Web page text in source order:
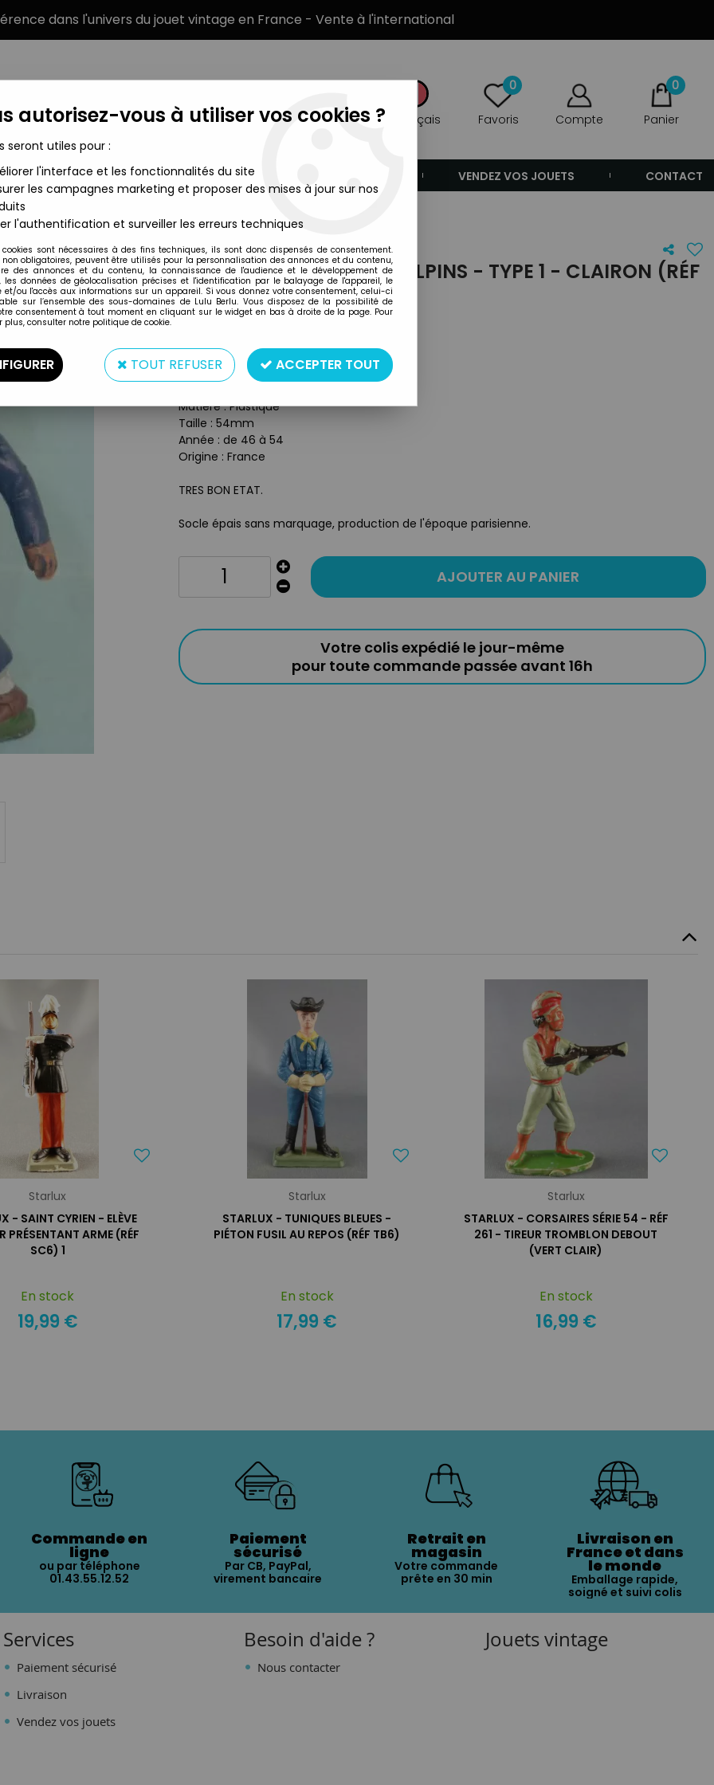
dans l'univers du jouet vintage en France - Vente à l'international
Français
0
Favoris Compte
0
Panier
MARQUES TYPE DE PRODUIT VENDEZ VOS JOUETS CONTACT
Starlux
STARLUX - CHASSEURS ALPINS - TYPE 1 - CLAIRON (RÉF
28)
24,99€TTC
Réf. :REF39177
Matière : Plastique
Taille : 54mm
Année : de 46 à 54
Origine : France
TRES BON ETAT.
Socle épais sans marquage, production de l'époque parisienne.
AJOUTER AU PANIER
Votre colis expédié le jour-même
pour toute commande passée avant 16h
Starlux
- SAINT CYRIEN - ELÈVE
PRÉSENTANT ARME (RÉF
SC6) 1
En stock
19,99 €
Starlux
STARLUX - TUNIQUES BLEUES -
PIÉTON FUSIL AU REPOS (RÉF TB6)
En stock
17,99 €
Starlux
STARLUX - CORSAIRES SÉRIE 54 - RÉF
261 - TIREUR TROMBLON DEBOUT
(VERT CLAIR)
En stock
16,99 €
Commande en
ligne
ou par téléphone
01.43.55.12.52
Paiement
sécurisé
Par CB, PayPal,
virement bancaire
Retrait en
magasin
Votre commande
prête en 30 min
Livraison en
France et dans
le monde
Emballage rapide,
soigné et suivi colis
Services
Paiement sécurisé
Livraison
Vendez vos jouets
Besoin d'aide ?
Nous contacter
Jouets vintage
autorisez-vous à utiliser vos cookies ?
seront utiles pour :
l'interface et les fonctionnalités du site
les campagnes marketing et proposer des mises à jour sur nos
l'authentification et surveiller les erreurs techniques
cookies sont nécessaires à des fins techniques, ils sont donc dispensés de consentement.
non obligatoires, peuvent être utilisés pour la personnalisation des annonces et du contenu,
des annonces et du contenu, la connaissance de l'audience et le développement de
les données de géolocalisation précises et l'identification par le balayage de l'appareil, le
et/ou l'accès aux informations sur un appareil. Si vous donnez votre consentement, celui-ci
sur l’ensemble des sous-domaines de Lulu Berlu. Vous disposez de la possibilité de
consentement à tout moment en cliquant sur le widget en bas à droite de la page. Pour
plus, consulter notre politique de cookie.
TOUT REFUSER ACCEPTER TOUT